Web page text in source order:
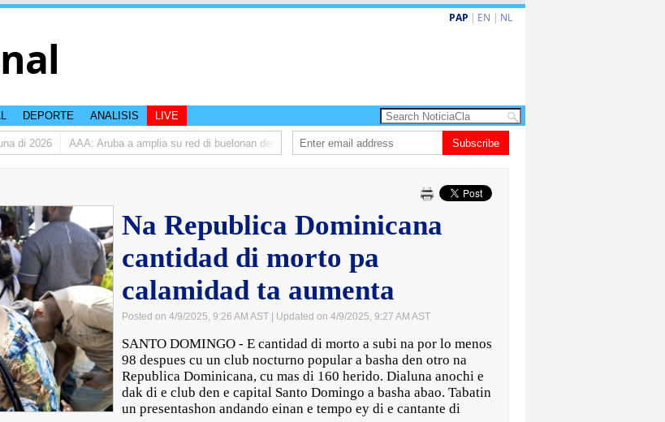
PAP | EN | NL
DEPORTE ANALISIS LIVE
di 2026 AAA: Aruba a amplia su red di buelonan den 2025 Dos siman mas pa decision cay den caso di e-steps
Subscribe
Na Republica Dominicana
cantidad di morto pa
calamidad ta aumenta
Posted on 4/9/2025, 9:26 AM AST | Updated on 4/9/2025, 9:27 AM AST
SANTO DOMINGO - E cantidad di morto a subi na por lo menos
98 despues cu un club nocturno popular a basha den otro na
Republica Dominicana, cu mas di 160 herido. Dialuna anochi e
dak di e club den e capital Santo Domingo a basha abao. Tabatin
un presentashon andando einan e tempo ey di e cantante di